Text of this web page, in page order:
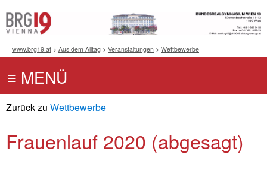
www.brg19.at > Aus dem Alltag > Veranstaltungen > Wettbewerbe
Zurück zu Wettbewerbe
Frauenlauf 2020 (abgesagt)